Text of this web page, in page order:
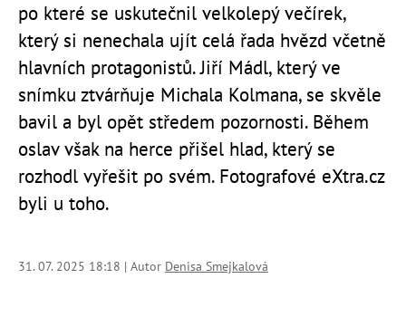
po které se uskutečnil velkolepý večírek,
který si nenechala ujít celá řada hvězd včetně
hlavních protagonistů. Jiří Mádl, který ve
snímku ztvárňuje Michala Kolmana, se skvěle
bavil a byl opět středem pozornosti. Během
oslav však na herce přišel hlad, který se
rozhodl vyřešit po svém. Fotografové eXtra.cz
byli u toho.
31. 07. 2025 18:18 | Autor Denisa Smejkalová